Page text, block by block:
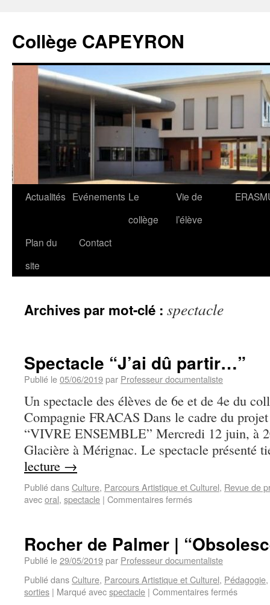
Collège CAPEYRON
Actualités Evénements Le
collège
Vie de
l’élève
Plan du
site
Contact
Archives par mot-clé : spectacle
Spectacle “J’ai dû partir…”
Publié le05/06/2019par Professeur documentaliste
Un spectacle des élèves de 6e et de 4e du
Compagnie FRACAS Dans le cadre du
“VIVRE ENSEMBLE” Mercredi 12 juin, à
Glacière à Mérignac. Le spectacle présenté
lecture →
Publié dansCulture, Parcours Artistique et Culturel, Revue de
avecoral, spectacle | Commentaires fermés
Rocher de Palmer |
Publié le29/05/2019par Professeur documentaliste
Publié dansCulture, Parcours Artistique et Culturel, Pédagogie,
sorties | Marqué avecspectacle | Commentaires fermés